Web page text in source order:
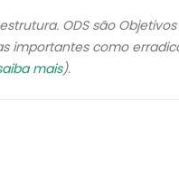
ODS são
importantes como
mais).